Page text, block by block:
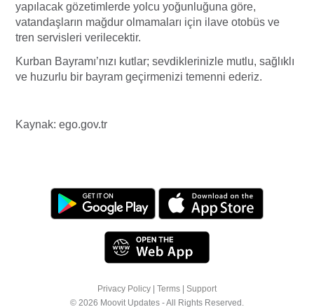
yapılacak gözetimlerde yolcu yoğunluğuna göre,
vatandaşların mağdur olmamaları için ilave otobüs ve
tren servisleri verilecektir.
Kurban Bayramı’nızı kutlar; sevdiklerinizle mutlu, sağlıklı
ve huzurlu bir bayram geçirmenizi temenni ederiz.
Kaynak: ego.gov.tr
Privacy Policy Terms
Support
© 2026 Moovit Updates - All Rights Reserved.